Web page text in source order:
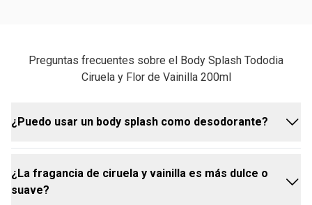
Preguntas frecuentes sobre el Body Splash Tododia
Ciruela y Flor de Vainilla 200ml
¿Puedo usar un body splash como desodorante?
Un body splash perfuma tu piel y te brinda una
sensación de frescura, pero no reemplaza la acción
¿La fragancia de ciruela y vainilla es más dulce o
suave?